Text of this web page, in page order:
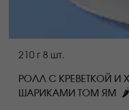
210 г 8 шт.
РОЛЛ С КРЕВЕТКОЙ И
ШАРИКАМИ ТОМ ЯМ
🌶